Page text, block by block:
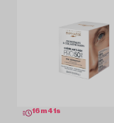
16 m 39s